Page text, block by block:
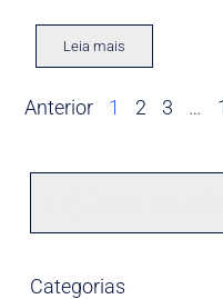
Leia mais
Anterior 1 2 3 …
Categorias